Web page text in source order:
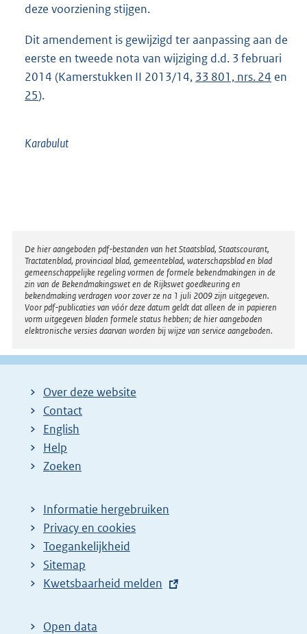
deze voorziening stijgen.
Dit amendement is gewijzigd ter aanpassing aan de
eerste en tweede nota van wijziging d.d. 3 februari
2014 (Kamerstukken II 2013/14, 33 801, nrs. 24 en
25).
Karabulut
Disclaimer
De hier aangeboden pdf-bestanden van het Staatsblad, Staatscourant,
Tractatenblad, provinciaal blad, gemeenteblad, waterschapsblad en blad
gemeenschappelijke regeling vormen de formele bekendmakingen in de
zin van de Bekendmakingswet en de Rijkswet goedkeuring en
bekendmaking verdragen voor zover ze na 1 juli 2009 zijn uitgegeven.
Voor pdf-publicaties van vóór deze datum geldt dat alleen de in papieren
vorm uitgegeven bladen formele status hebben; de hier aangeboden
elektronische versies daarvan worden bij wijze van service aangeboden.
Over deze website
Contact
English
Help
Zoeken
Informatie hergebruiken
Privacy en cookies
Toegankelijkheid
Sitemap
E
t
Kwetsbaarheid melden
Open data